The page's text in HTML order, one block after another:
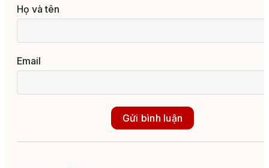
Họ và tên
Email
Gửi bình luận